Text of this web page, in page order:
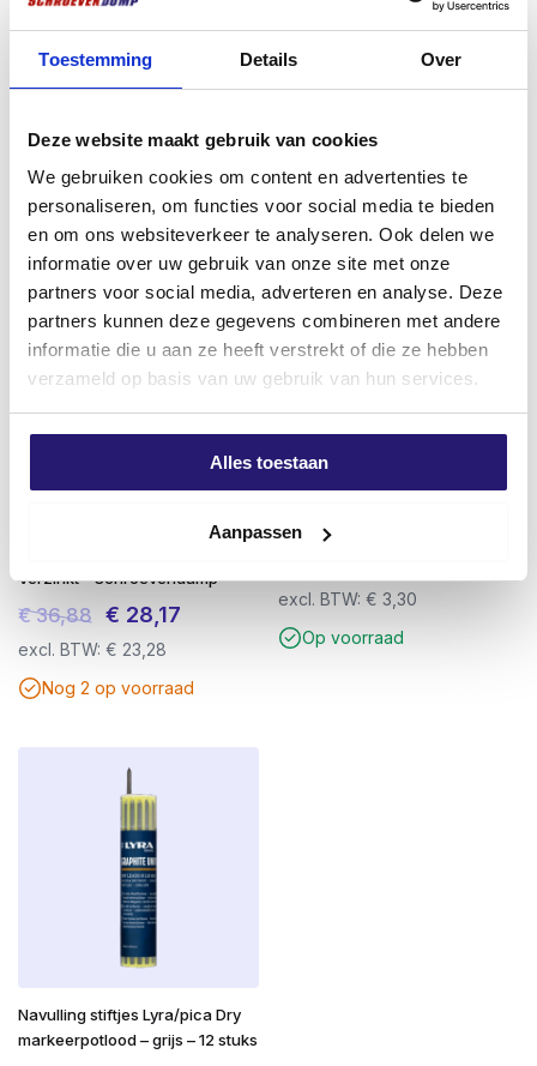
Toestemming Details Over
Deze website maakt gebruik van cookies
We gebruiken cookies om content en advertenties te
personaliseren, om functies voor social media te bieden
en om ons websiteverkeer te analyseren. Ook delen we
informatie over uw gebruik van onze site met onze
partners voor social media, adverteren en analyse. Deze
partners kunnen deze gegevens combineren met andere
informatie die u aan ze heeft verstrekt of die ze hebben
verzameld op basis van uw gebruik van hun services.
Alles toestaan
Aanpassen
Zaag langzaam bij dun hout of MDF voor een
glad resultaat
Perfect voor kozijnen, plinten, laminaat en
159,99Oorspronkelijke
prijs
€ 159,99.
€149,99
Huidige
prijs
€ 149,99.
excl. BTW:€123,96
Gehoorkap – SNR 27 dB –
Gehoorbescherming
excl. BTW:€
Niet op voorraad
Verzinkt – Schroevendump
€36,88 Oorspronkelijke
prijs
was:
€ 28,17
is:
excl. BTW: € 23,28
Nog 2 op voorraad
50mm
excl. BTW:€ 3,30
Op voorraad
Navulling stiftjes Lyra/pica Dry
markeerpotlood – grijs – 12 stuks